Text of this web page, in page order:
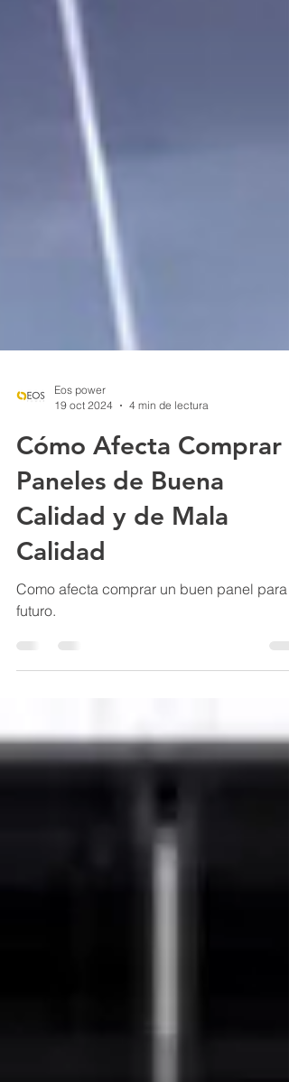
Eos power
19 oct 2024
4 min de lectura
Cómo Afecta Comprar
Paneles de Buena
Calidad y de Mala
Calidad
Como afecta comprar un buen panel para
futuro.